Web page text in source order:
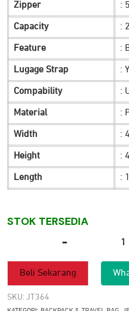
Zipper :
Capacity :
Feature :
Lugage Strap :
Compability :
Material :
Width :
Height :
Length :
STOK TERSEDIA
-
Travel
Bag
TB12
Beli Sekarang
SKU: JT364